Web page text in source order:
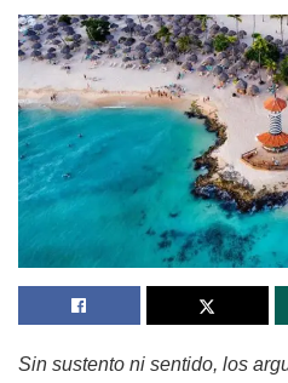
Sin sustento ni sentido, los